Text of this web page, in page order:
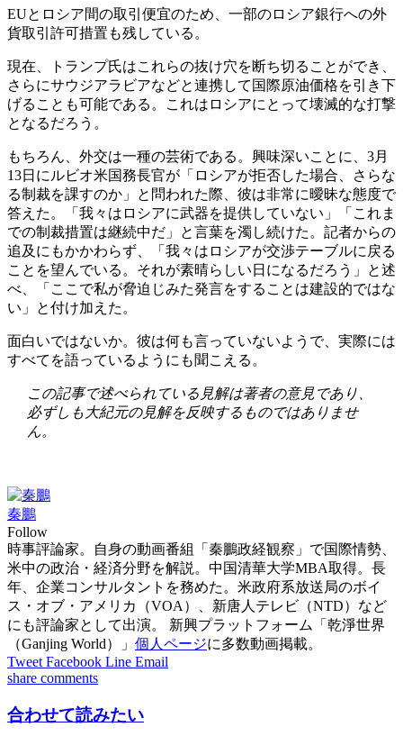
EUとロシア間の取引便宜のため、一部のロシア銀行への外
貨取引許可措置も残している。
現在、トランプ氏はこれらの抜け穴を断ち切ることができ、
さらにサウジアラビアなどと連携して国際原油価格を引き下
げることも可能である。これはロシアにとって壊滅的な打撃
となるだろう。
もちろん、外交は一種の芸術である。興味深いことに、3月
13日にルビオ米国務長官が「ロシアが拒否した場合、さらな
る制裁を課すのか」と問われた際、彼は非常に曖昧な態度で
答えた。「我々はロシアに武器を提供していない」「これま
での制裁措置は継続中だ」と言葉を濁し続けた。記者からの
追及にもかかわらず、「我々はロシアが交渉テーブルに戻る
ことを望んでいる。それが素晴らしい日になるだろう」と述
べ、「ここで私が脅迫じみた発言をすることは建設的ではな
い」と付け加えた。
面白いではないか。彼は何も言っていないようで、実際には
すべてを語っているようにも聞こえる。
この記事で述べられている見解は著者の意見であり、
必ずしも大紀元の見解を反映するものではありませ
ん。
秦鵬
Follow
時事評論家。自身の動画番組「秦鵬政経観察」で国際情勢、
米中の政治・経済分野を解説。中国清華大学MBA取得。長
年、企業コンサルタントを務めた。米政府系放送局のボイ
ス・オブ・アメリカ（VOA）、新唐人テレビ（NTD）など
にも評論家として出演。 新興プラットフォーム「乾淨世界
（Ganjing World）」 個人ページに多数動画掲載。
Tweet Facebook Line Email
share comments
合わせて読みたい